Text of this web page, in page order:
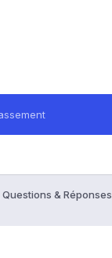
& Réponses